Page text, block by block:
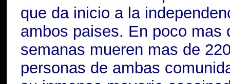
que da inicio a la
ambos paises. En poco mas
semanas mueren mas de
personas de ambas